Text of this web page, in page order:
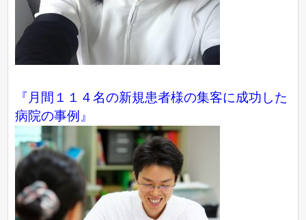
『月間１１４名の新規患者様の集客に成功した
病院の事例』